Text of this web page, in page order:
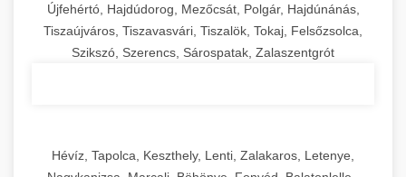
Újfehértó, Hajdúdorog, Mezőcsát, Polgár, Hajdúnánás,
Tiszaújváros, Tiszavasvári, Tiszalök, Tokaj, Felsőzsolca,
Szikszó, Szerencs, Sárospatak, Zalaszentgrót
Hévíz, Tapolca, Keszthely, Lenti, Zalakaros, Letenye,